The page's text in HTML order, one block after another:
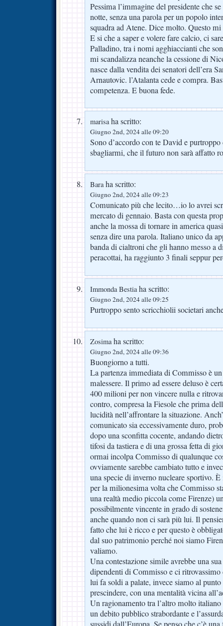
Pessima l’immagine del presidente che
notte, senza una parola per un popolo
squadra ad Atene. Dice molto. Questo
E si che a saper e volere fare calcio, ci
Palladino, tra i nomi agghiaccianti che
mi scandalizza neanche la cessione di
nasce dalla vendita dei senatori dell’era
Arnautovic. l’Atalanta cede e compra.
competenza. E buona fede.
marisaha scritto:
Giugno 2nd, 2024 alle 09:20
Sono d’accordo con te David e
sbagliarmi, che il futuro non sarà affatto
Baraha scritto:
Giugno 2nd, 2024 alle 09:23
Comunicato più che lecito…io lo avrei
mercato di gennaio. Basta con questa
anche la mossa di tornare in america
senza dire una parola. Italiano unico da
banda di cialtroni che gli hanno messo a
peracottai, ha raggiunto 3 finali seppur
Immonda Bestiaha scritto:
Giugno 2nd, 2024 alle 09:25
Purtroppo sento scricchiolii societari
Zosimaha scritto:
Giugno 2nd, 2024 alle 09:36
Buongiorno a tutti.
La partenza immediata di Commisso è
malessere. Il primo ad essere deluso è
400 milioni per non vincere nulla e
contro, compresa la Fiesole che prima
lucidità nell’affrontare la situazione.
comunicato sia eccessivamente duro,
dopo una sconfitta cocente, andando
tifosi da tastiera e di una grossa fetta di
ormai incolpa Commisso di qualunque
ovviamente sarebbe cambiato tutto e
una specie di inverno nucleare sportivo.
per la milionesima volta che Commisso
una realtà medio piccola come Firenze)
possibilmente vincente in grado di
anche quando non ci sarà più lui. Il
fatto che lui è ricco e per questo è
dal suo patrimonio perché noi siamo
valiamo.
Una contestazione simile avrebbe una
dipendenti di Commisso e ci
lui fa soldi a palate, invece siamo al
prescindere, con una mentalità vicina
Un ragionamento tra l’altro molto
un debito pubblico strabordante e